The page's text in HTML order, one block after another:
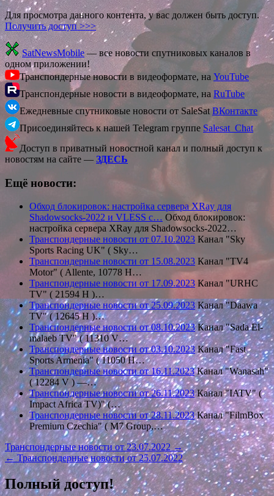
Для просмотра данного контента, у вас должен быть доступ.
Получить доступ >>>
SatNewsMobile— все новости спутниковых каналов в
одном приложении!
Транспондерные новости в видеоформате, на YouTube
Транспондерные новости в видеоформате, на RuTube
Ежедневные спутниковые новости от SaleSatВКонтакте
Присоединяйтесь к нашей Telegram группе Salesat_Chat
Доступ в приватный новостной канал и полный доступ к
новостям на сайте — ЗДЕСЬ
Ещё новости:
Обход блокировок: настройка сервера XRay для
Shadowsocks-2022 и VLESS с… Обход блокировок:
настройка сервера XRay для Shadowsocks-2022…
Транспондерные новости от 07.10.2023 Канал "Sky
Sports Racing UK" ( Sky…
Транспондерные новости от 15.08.2023 Канал "TV4
Motor" ( Allente, 10778 H…
Транспондерные новости от 17.09.2023 Канал "URHC
TV" ( 21594 Н )…
Транспондерные новости от 25.09.2023Канал "Daawa
TV" ( 12645 H )…
Транспондерные новости от 08.10.2023Канал "Sada El-
malaeb TV" ( 11310 V…
Транспондерные новости от 03.10.2023Канал "Fast
Sports Armenia" ( 11050 H…
Транспондерные новости от 16.11.2023Канал "Wanasah"
( 12284 V ) —…
Транспондерные новости от 26.11.2023Канал "IATV" (
Impact Africa TV)" (…
Транспондерные новости от 28.11.2023Канал "FilmBox
Premium Czechia" ( M7 Group,…
Навигация
по
записям
Транспондерные новости от 23.07.2022 →
← Транспондерные новости от 25.07.2022
Полный доступ!